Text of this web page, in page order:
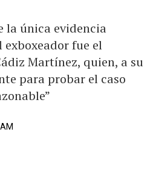
la única evidencia
fue el
Martínez, quien, a su
para probar el caso